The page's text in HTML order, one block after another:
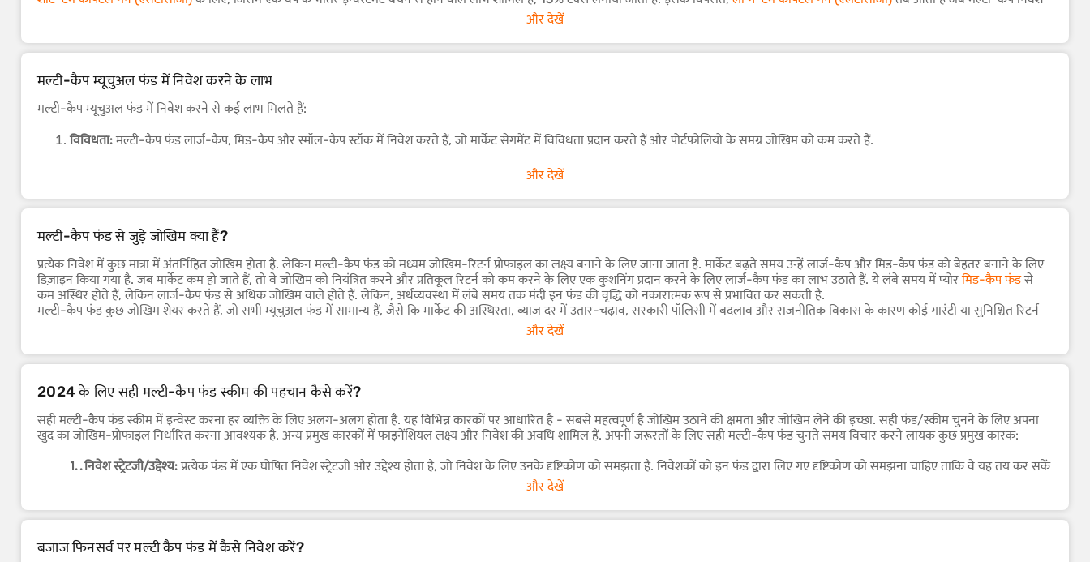
एक वर्ष से अधिक समय तक होल्ड किया जाता है. विशेष रूप से, एक फाइनेंशियल वर्ष में 1 लाख तक के लाभ को टैक्सेशन से छूट दी जाती है, जबकि इस सीमा से अधिक लाभ पर 10% की दर से टैक्स लगाया जाता है . टैक्स ट्रीटमेंट
में यह अंतर मल्टी-कैप फंड इन्वेस्टमेंट में टैक्स परिणामों को अनुकूल बनाने के लिए होल्डिंग अवधि पर विचार करने के महत्व को दर्शाता है.
और देखें
मल्टी-कैप म्यूचुअल फंड में निवेश करने के लाभ
मल्टी-कैप म्यूचुअल फंड में निवेश करने से कई लाभ मिलते हैं:
विविधता:मल्टी-कैप फंड लार्ज-कैप, मिड-कैप और स्मॉल-कैप स्टॉक में निवेश करते हैं, जो मार्केट सेगमेंट में विविधता प्रदान करते हैं और पोर्टफोलियो के समग्र जोखिम को कम करते हैं.
के पास मार्केट की स्थितियों और अवसरों के आधार पर पोर्टफोलियो एलोकेशन को एडजस्ट करने की सुविधा है, जिससे उन्हें उभरते ट्रेंड और सेक्टर पर पूंजी लगाने की सुविधा मिलती है.
सुविधाजनकता:मल्टी-कैप फंड मार्केट में बदलाव और आर्थिक स्थितियों के अनुरूप हो सकते हैं, जिससे वे विभिन्न मार्केट साइकिल और निवेशक की प्राथमिकताओं के लिए उपयुक्त हो जाते हैं.
वृद्धि की संभावना:विभिन्न मार्केट कैपिटलाइज़ेशन की कंपनियों में इन्वेस्ट करके, मल्टी-कैप फंड में लॉन्ग टर्म में उच्च रिटर्न जनरेट करने की क्षमता है, जो मार्केट के विभिन्न सेगमेंट में विकास के अवसरों को कैप्चर करता है.
रिस्क मैनेजमेंट:मल्टी-कैप फंड की विविध प्रकृति सिंगल मार्केट सेगमेंट में इन्वेस्ट करने से जुड़े कंसंट्रेशन जोखिम को कम करने में मदद करती है, जिससे इन्वेस्टर के लिए अधिक संतुलित रिस्क-रिटर्न प्रोफाइल प्रदान की जाती
है.
और देखें
मल्टी-कैप फंड से जुड़े जोखिम क्या हैं?
प्रत्येक निवेश में कुछ मात्रा में अंतर्निहित जोखिम होता है. लेकिन मल्टी-कैप फंड को मध्यम जोखिम-रिटर्न प्रोफाइल का लक्ष्य बनाने के लिए जाना जाता है. मार्केट बढ़ते समय उन्हें लार्ज-कैप और मिड-कैप फंड को बेहतर बनाने के लिए
डिज़ाइन किया गया है. जब मार्केट कम हो जाते हैं, तो वे जोखिम को नियंत्रित करने और प्रतिकूल रिटर्न को कम करने के लिए एक कुशनिंग प्रदान करने के लिए लार्ज-कैप फंड का लाभ उठाते हैं. ये लंबे समय में प्योरमिड-कैप फंडसे
कम अस्थिर होते हैं, लेकिन लार्ज-कैप फंड से अधिक जोखिम वाले होते हैं. लेकिन, अर्थव्यवस्था में लंबे समय तक मंदी इन फंड की वृद्धि को नकारात्मक रूप से प्रभावित कर सकती है.
मल्टी-कैप फंड कुछ जोखिम शेयर करते हैं, जो सभी म्यूचुअल फंड में सामान्य हैं, जैसे कि मार्केट की अस्थिरता, ब्याज दर में उतार-चढ़ाव, सरकारी पॉलिसी में बदलाव और राजनीतिक विकास के कारण कोई गारंटी या सुनिश्चित रिटर्न
और मूल राशि का नुकसान. इन सामान्य कारकों के अलावा, कुछ जोखिम हैं जो विशेष रूप से उनके इक्विटी-आधारित दृष्टिकोण के कारण मल्टी-कैप फंड से संबंधित हैं. ये जोखिम संपूर्ण इक्विटी मार्केट में अंतर्निहित अस्थिरता का सीधा
2. . प्राइस रिस्क- मार्केट की स्थितियों के परिणामस्वरूप दैनिक प्राइस में उतार-चढ़ाव हो सकता है.
और देखें
2024 के लिए सही मल्टी-कैप फंड स्कीम की पहचान कैसे करें?
सही मल्टी-कैप फंड स्कीम में इन्वेस्ट करना हर व्यक्ति के लिए अलग-अलग होता है. यह विभिन्न कारकों पर आधारित है - सबसे महत्वपूर्ण है जोखिम उठाने की क्षमता और जोखिम लेने की इच्छा. सही फंड/स्कीम चुनने के लिए अपना
खुद का जोखिम-प्रोफाइल निर्धारित करना आवश्यक है. अन्य प्रमुख कारकों में फाइनेंशियल लक्ष्य और निवेश की अवधि शामिल हैं. अपनी ज़रूरतों के लिए सही मल्टी-कैप फंड चुनते समय विचार करने लायक कुछ प्रमुख कारक:
1. . निवेश स्ट्रेटजी/उद्देश्य:प्रत्येक फंड में एक घोषित निवेश स्ट्रेटजी और उद्देश्य होता है, जो निवेश के लिए उनके दृष्टिकोण को समझता है. निवेशकों को इन फंड द्वारा लिए गए दृष्टिकोण को समझना चाहिए ताकि वे यह तय कर सकें
3. . रिस्क बनाम रिवॉर्ड:मल्टी-कैप फंड आनुपातिक रूप से उच्च रिवॉर्ड के लिए अधिक जोखिम लेते हैं. म्यूचुअल फंड द्वारा लिए गए जोखिमों का विश्लेषण करके, इन्वेस्टर यह पता लगा सकते हैं कि क्या वे अपनी पर्सनल रिस्क
4. . लिक्विडिटी की प्राथमिकता:इन्वेस्टर को पता होना चाहिए कि उन्हें अपने निवेश कॉर्पस की आवश्यकता कब होगी. मल्टी-कैप फंड को मीडियम से लॉन्ग-टर्म रिटर्न के लिए डिज़ाइन किया गया है, जिसमें किसी भी परिणाम के
और देखें
बजाज फिनसर्व पर मल्टी कैप फंड में कैसे निवेश करें?